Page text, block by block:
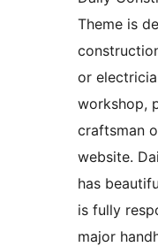
Theme is
or
workshop,
craftsman
website.
has
is fully
major